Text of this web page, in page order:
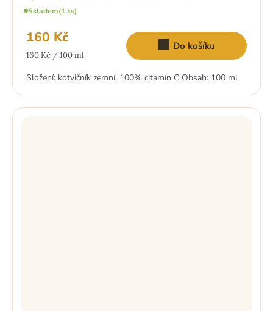
Skladem(1 ks)
160 Kč
Měrná
160 Kč / 100 ml
Do košíku
Složení: kotvičník zemní, 100% citamín C Obsah: 100 ml